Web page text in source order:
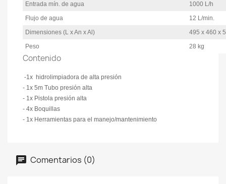
Entrada mín. de agua
1000 L/h
Flujo de agua
12 L/min.
Dimensiones (L x An x Al)
495 x 460 x
Peso
28 kg
Contenido
-1x hidrolimpiadora de alta presión
- 1x 5m Tubo presión alta
- 1x Pistola presión alta
- 4x Boquillas
- 1x Herramientas para el manejo/mantenimiento
Comentarios (0)